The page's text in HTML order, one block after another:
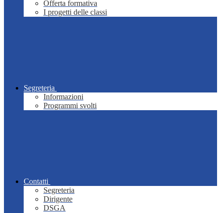
Offerta formativa
I progetti delle classi
Segreteria
Informazioni
Programmi svolti
Contatti
Segreteria
Dirigente
DSGA